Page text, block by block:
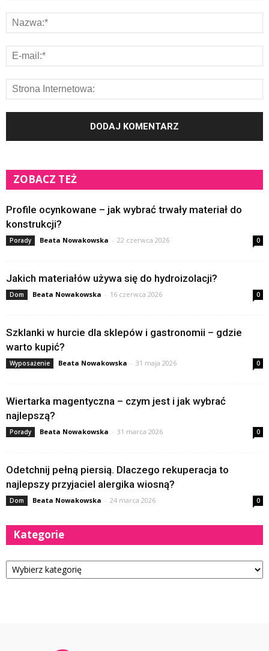
ZOBACZ TEŻ
Profile ocynkowane – jak wybrać trwały materiał do
konstrukcji?
Porady Beata Nowakowska - 22 czerwca 2026 0
Jakich materiałów używa się do hydroizolacji?
Dom Beata Nowakowska - 16 czerwca 2026 0
Szklanki w hurcie dla sklepów i gastronomii – gdzie
warto kupić?
Wyposażenie Beata Nowakowska - 31 maja 2026 0
Wiertarka magentyczna – czym jest i jak wybrać
najlepszą?
Porady Beata Nowakowska - 31 marca 2026 0
Odetchnij pełną piersią. Dlaczego rekuperacja to
najlepszy przyjaciel alergika wiosną?
Dom Beata Nowakowska - 24 marca 2026 0
Kategorie
Kategorie